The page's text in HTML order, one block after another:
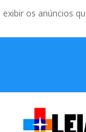
os anúncios